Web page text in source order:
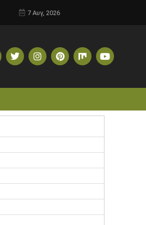
7 Αυγ, 2026